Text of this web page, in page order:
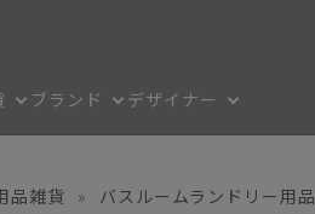
ブランド デザイナー
品雑貨 » バスルームランドリー用品